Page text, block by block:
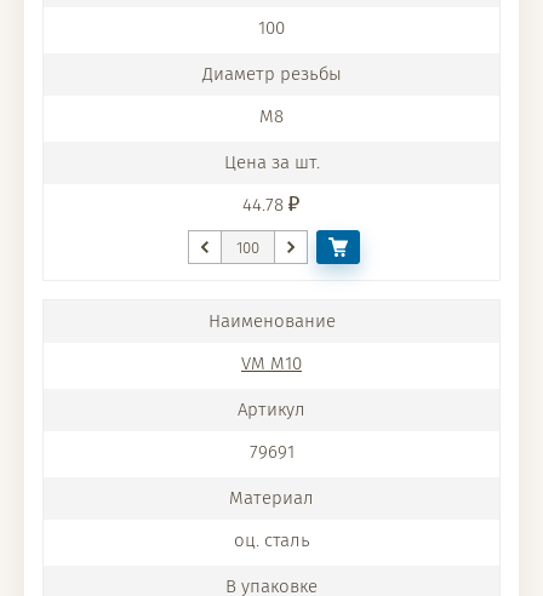
100
M8
44.78
VM M10
79691
оц. сталь